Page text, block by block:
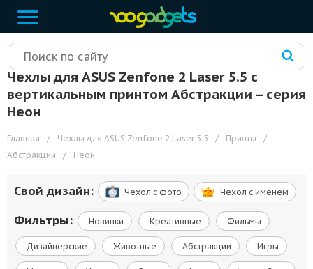
Чехлы для ASUS Zenfone 2 Laser 5.5 с
вертикальным принтом Абстракции – cерия
Неон
Главная / Чехлы для ASUS Zenfone 2 Laser 5.5 / Принты
/
Абстракции
/ Неон
Свой дизайн: Чехол c фото Чехол c именем
Фильтры: Новинки Креативные Фильмы
Дизайнерские Животные Абстракции Игры